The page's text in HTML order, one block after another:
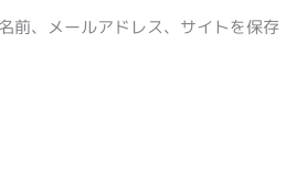
前、メールアドレス、サイトを保存